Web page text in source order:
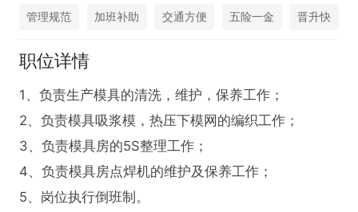
管理规范 加班补助 交通方便 五险一金 晋升快
职位详情
1、负责生产模具的清洗，维护，保养工作；
2、负责模具吸浆模，热压下模网的编织工作；
3、负责模具房的5S整理工作；
4、负责模具房点焊机的维护及保养工作；
5、岗位执行倒班制。